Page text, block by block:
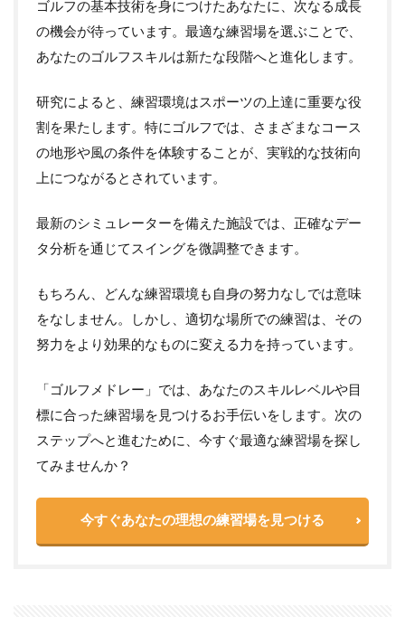
ゴルフの基本技術を身につけたあなたに、次なる成長
の機会が待っています。最適な練習場を選ぶことで、
あなたのゴルフスキルは新たな段階へと進化します。
研究によると、練習環境はスポーツの上達に重要な役
割を果たします。特にゴルフでは、さまざまなコース
の地形や風の条件を体験することが、実戦的な技術向
上につながるとされています。
最新のシミュレーターを備えた施設では、正確なデー
タ分析を通じてスイングを微調整できます。
もちろん、どんな練習環境も自身の努力なしでは意味
をなしません。しかし、適切な場所での練習は、その
努力をより効果的なものに変える力を持っています。
「ゴルフメドレー」では、あなたのスキルレベルや目
標に合った練習場を見つけるお手伝いをします。次の
ステップへと進むために、今すぐ最適な練習場を探し
てみませんか？
今すぐあなたの理想の練習場を見つける